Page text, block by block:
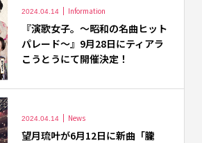
2024.04.14 Information
『演歌女子。～昭和の名曲ヒット
パレード～』9月28日にティアラ
こうとうにて開催決定！
2024.04.14 News
望月琉叶が6月12日に新曲「朧